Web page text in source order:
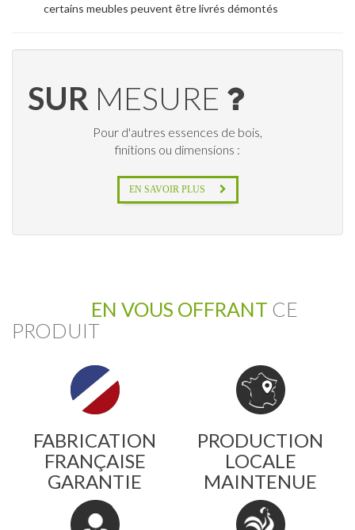
certains meubles peuvent être livrés démontés
SUR MESURE
Pour d'autres essences de bois,
finitions ou dimensions :
EN SAVOIR PLUS
EN VOUS OFFRANT CE
PRODUIT
FABRICATION
FRANÇAISE
GARANTIE
PRODUCTION
LOCALE
MAINTENUE